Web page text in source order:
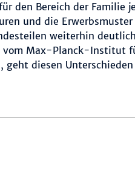
den Bereich der Familie
und die Erwerbsmuster
weiterhin deutlich
vom Max-Planck-Institut
geht diesen